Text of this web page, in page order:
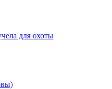
для охоты